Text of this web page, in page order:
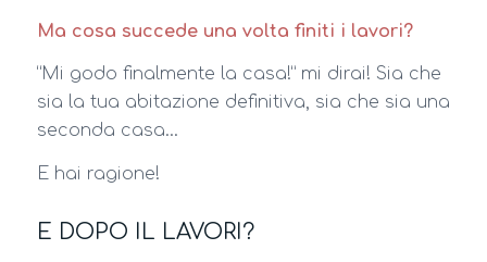
Ma cosa succede una volta finiti i lavori?
“Mi godo finalmente la casa!” mi dirai! Sia che
sia la tua abitazione definitiva, sia che sia una
seconda casa…
E hai ragione!
E DOPO IL LAVORI?